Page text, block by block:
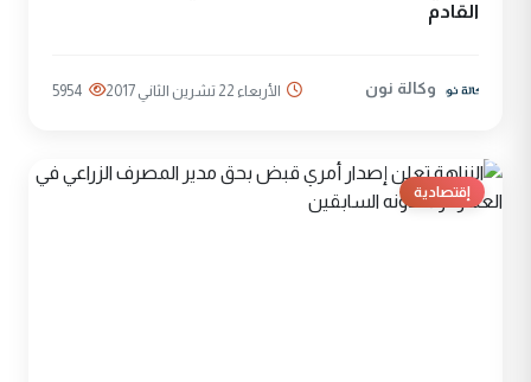
القادم
وكالة نون الأربعاء 22 تشرين الثاني 2017 5954
إقتصادية